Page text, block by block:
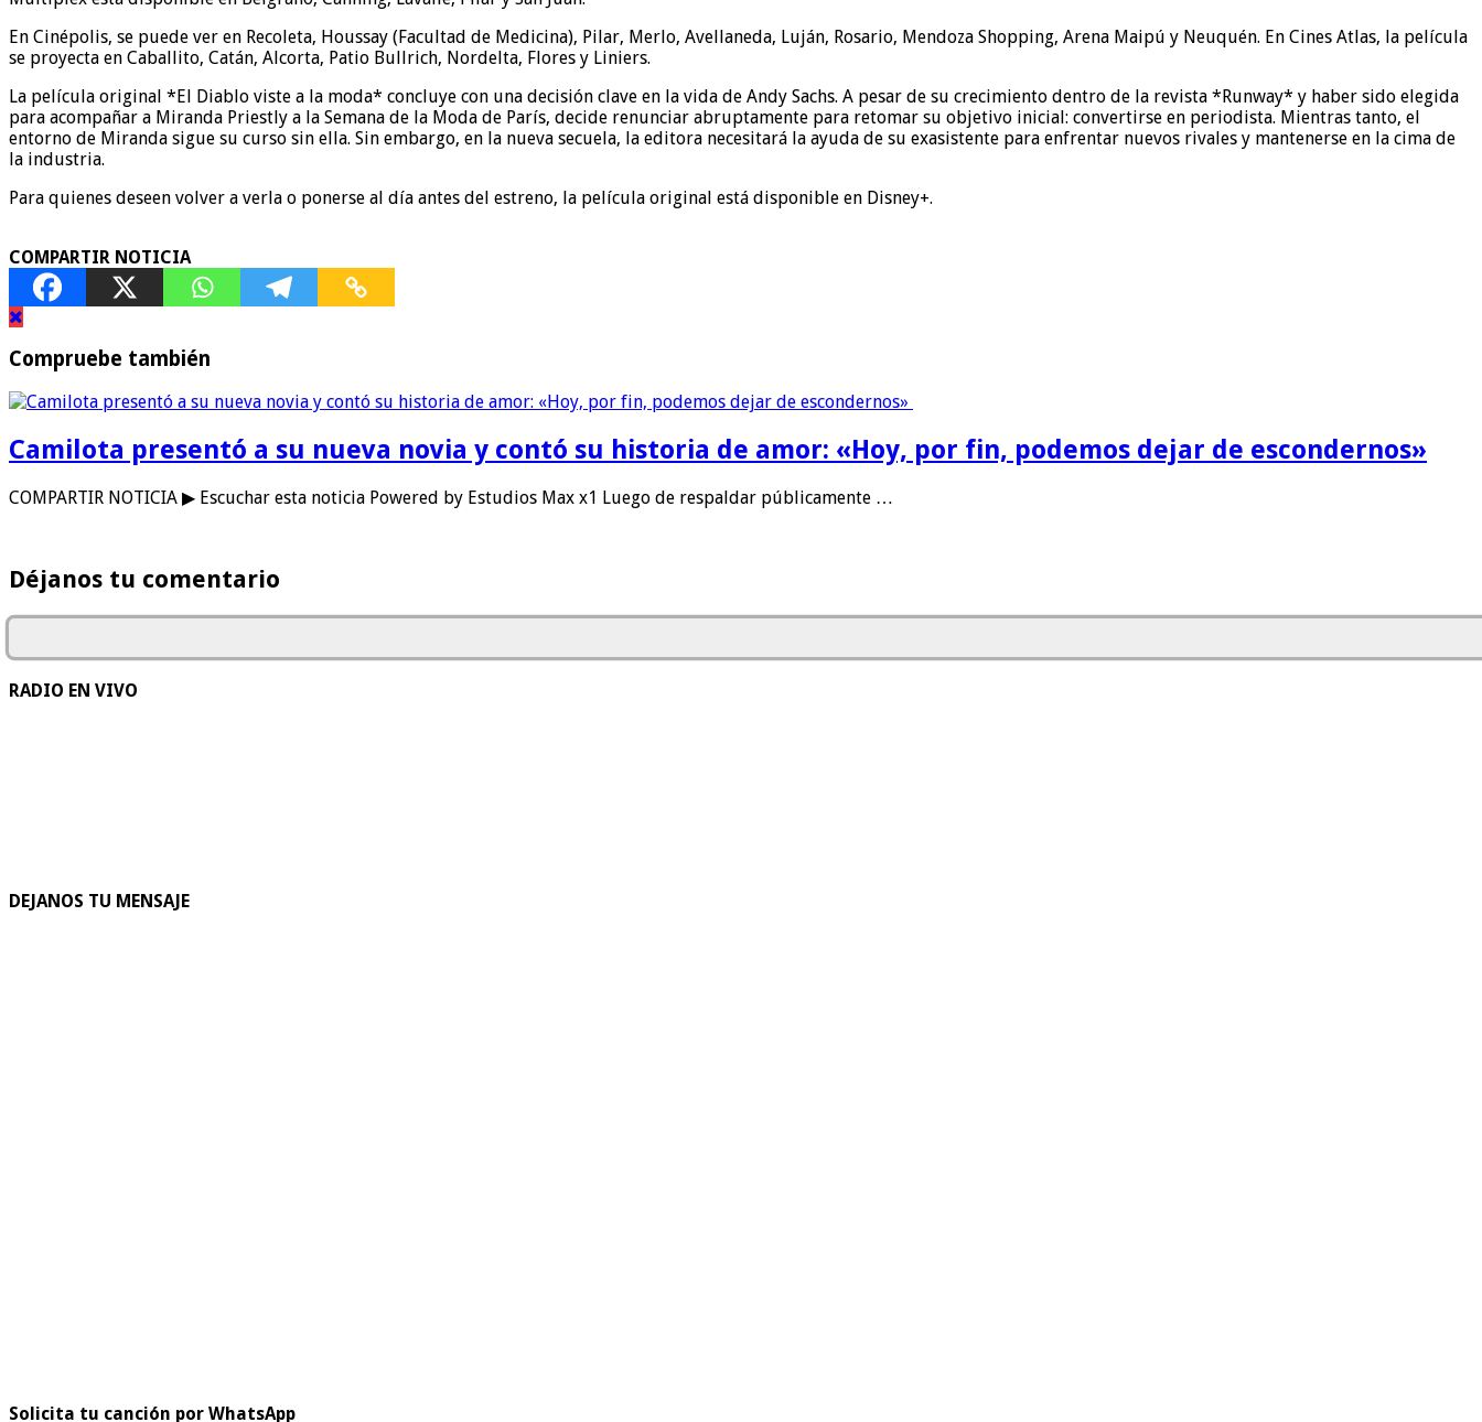
En Cinépolis, se puede ver en Recoleta, Houssay (Facultad de Medicina), Pilar, Merlo, Avellaneda, Luján, Rosario, Mendoza Shopping, Arena Maipú y Neuquén. En Cines Atlas, la película
se proyecta en Caballito, Catán, Alcorta, Patio Bullrich, Nordelta, Flores y Liniers.
La película original *El Diablo viste a la moda* concluye con una decisión clave en la vida de Andy Sachs. A pesar de su crecimiento dentro de la revista *Runway* y haber sido elegida
para acompañar a Miranda Priestly a la Semana de la Moda de París, decide renunciar abruptamente para retomar su objetivo inicial: convertirse en periodista. Mientras tanto, el
entorno de Miranda sigue su curso sin ella. Sin embargo, en la nueva secuela, la editora necesitará la ayuda de su exasistente para enfrentar nuevos rivales y mantenerse en la cima de
la industria.
Para quienes deseen volver a verla o ponerse al día antes del estreno, la película original está disponible en Disney+.
COMPARTIR NOTICIA
Compruebe también
Camilota presentó a su nueva novia y contó su historia de amor: «Hoy, por fin, podemos dejar de escondernos»
COMPARTIR NOTICIA ▶ Escuchar esta noticia Powered by Estudios Max x1 Luego de respaldar públicamente …
Déjanos tu comentario
RADIO EN VIVO
DEJANOS TU MENSAJE
Solicita tu canción por WhatsApp